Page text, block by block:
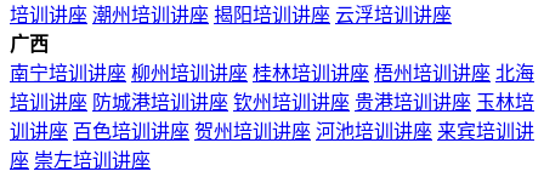
培训讲座 潮州培训讲座 揭阳培训讲座 云浮培训讲座
广西
南宁培训讲座 柳州培训讲座 桂林培训讲座 梧州培训讲座 北海
培训讲座 防城港培训讲座 钦州培训讲座 贵港培训讲座 玉林培
训讲座 百色培训讲座 贺州培训讲座 河池培训讲座 来宾培训讲
座 崇左培训讲座